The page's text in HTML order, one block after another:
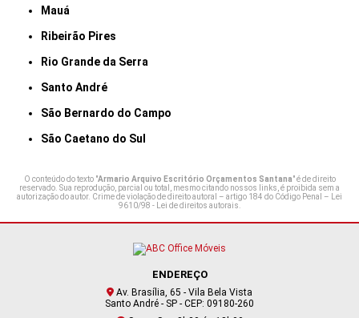
Mauá
Ribeirão Pires
Rio Grande da Serra
Santo André
São Bernardo do Campo
São Caetano do Sul
O conteúdo do texto "Armario Arquivo Escritório Orçamentos Santana" é de direito
reservado. Sua reprodução, parcial ou total, mesmo citando nossos links, é proibida sem a
autorização do autor. Crime de violação de direito autoral – artigo 184 do Código Penal – Lei
9610/98 - Lei de direitos autorais.
ENDEREÇO
Av. Brasília, 65 - Vila Bela Vista
Santo André - SP - CEP: 09180-260